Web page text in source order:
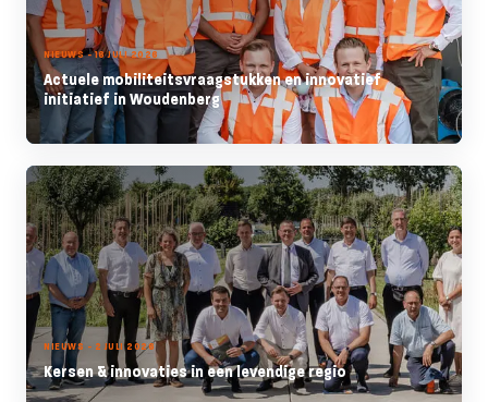
NIEUWS - 16 JULI 2026
Actuele mobiliteitsvraagstukken en innovatief
initiatief in Woudenberg
NIEUWS - 2 JULI 2026
Kersen & innovaties in een levendige regio